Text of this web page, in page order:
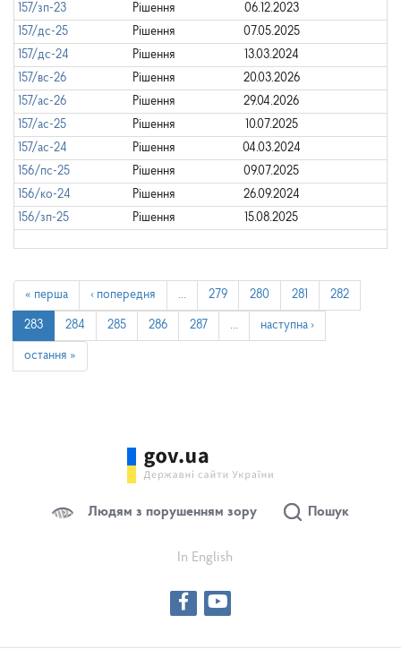
157/зп-23
Рішення
06.12.2023
157/дс-25
Рішення
07.05.2025
157/дс-24
Рішення
13.03.2024
157/вс-26
Рішення
20.03.2026
157/ас-26
Рішення
29.04.2026
157/ас-25
Рішення
10.07.2025
157/ас-24
Рішення
04.03.2024
156/пс-25
Рішення
09.07.2025
156/ко-24
Рішення
26.09.2024
156/зп-25
Рішення 15.08.2025
« перша ‹ попередня … 279 280 281 282
283 284 285 286 287 … наступна ›
остання »
Людям з порушенням зору Пошук
In English